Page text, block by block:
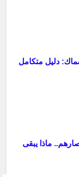
دليل متكامل
ماذا يبقى